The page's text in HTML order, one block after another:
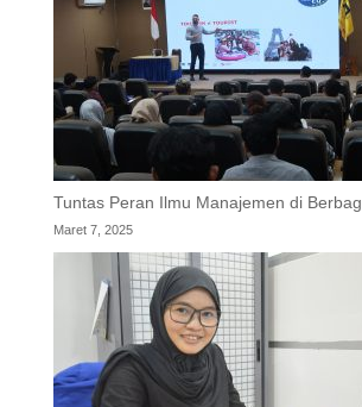
Tuntas Peran Ilmu Manajemen di
Maret 7, 2025